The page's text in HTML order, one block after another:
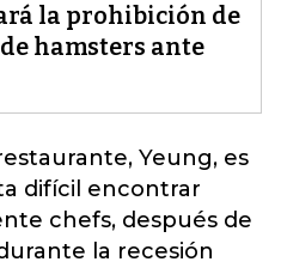
la prohibición de
hamsters ante
Yeung, es
difícil encontrar
chefs, después de
la recesión